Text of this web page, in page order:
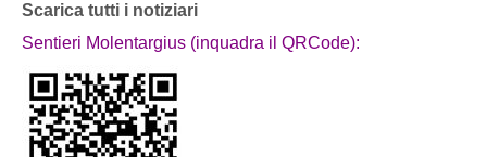
Scarica tutti i notiziari
Sentieri Molentargius (inquadra il QRCode):